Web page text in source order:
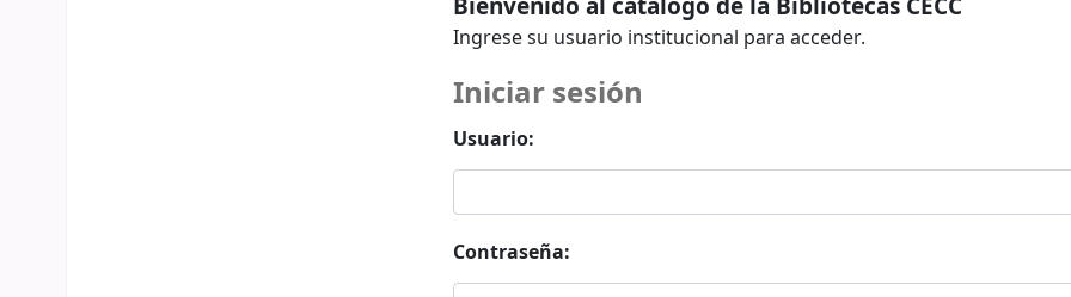
Ingrese su usuario institucional para acceder.
Iniciar sesión
Usuario:
Contraseña: